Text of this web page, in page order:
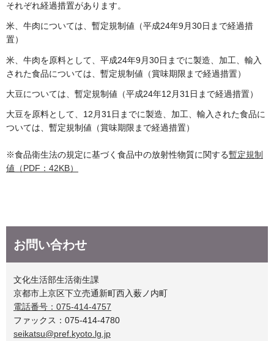
それぞれ経過措置があります。
米、牛肉については、暫定規制値（平成24年9月30日まで経過措
置）
米、牛肉を原料として、平成24年9月30日までに製造、加工、輸入
された食品については、暫定規制値（賞味期限まで経過措置）
大豆については、暫定規制値（平成24年12月31日まで経過措置）
大豆を原料として、12月31日までに製造、加工、輸入された食品に
ついては、暫定規制値（賞味期限まで経過措置）
※食品衛生法の規定に基づく食品中の放射性物質に関する暫定規制
値（PDF：42KB）
お問い合わせ
文化生活部生活衛生課
京都市上京区下立売通新町西入薮ノ内町
電話番号：075-414-4757
ファックス：075-414-4780
seikatsu@pref.kyoto.lg.jp